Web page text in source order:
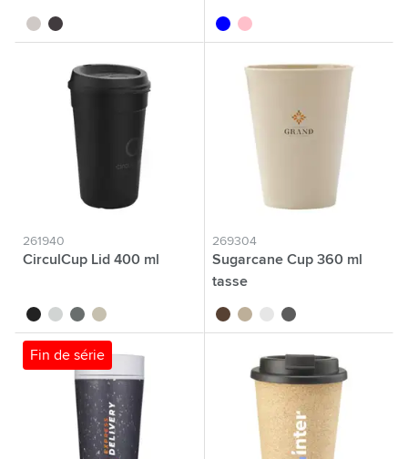
blancgris foncé bleu rose
261940
CirculCup Lid 400 ml
noir blanc cassé
gris pierre
beige
269304
Sugarcane Cup 360 ml
tasse
brun kaki écru
blancgris
Fin de série